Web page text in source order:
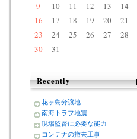
9 10 11 12 13 14
16
17 18 19 20 21
23
24 25 26 27 28
30
31
Recently
花ヶ島分譲地
南海トラフ地震
現場監督に必要な能力
コンテナの撤去工事